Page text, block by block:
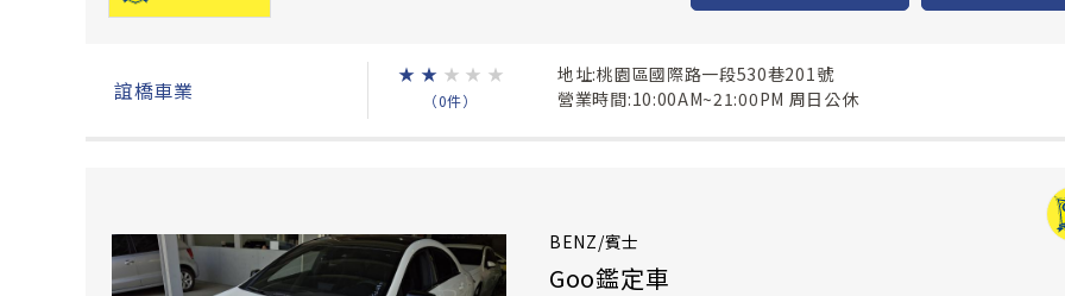
誼橋車業
★ ★ ★ ★ ★
（0件）
地址:桃園區國際路一段530巷201號
營業時間:10:00AM~21:00PM 周日公休
BENZ/賓士
Goo鑑定車